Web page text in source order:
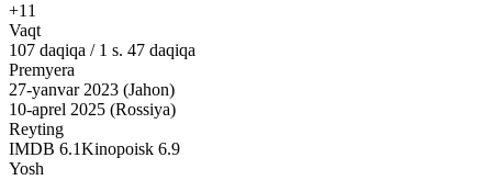
+11
Vaqt
107 daqiqa / 1 s. 47 daqiqa
Premyera
27-yanvar 2023 (Jahon)
10-aprel 2025 (Rossiya)
Reyting
IMDB 6.1Kinopoisk 6.9
Yosh